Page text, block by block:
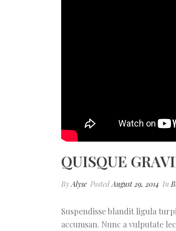
QUISQUE
By Alyse Posted August 29, 2014 In
Suspendisse blandit ligula
accumsan. Nunc a vulputate